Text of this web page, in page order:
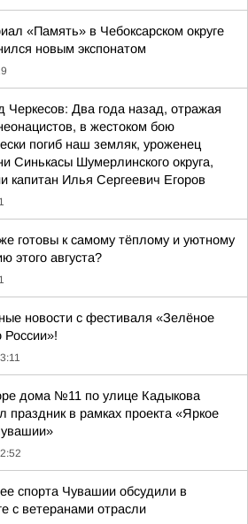
«Память» в Чебоксарском округе
новым экспонатом
Черкесов: Два года назад, отражая
в жестоком бою
погиб наш земляк, уроженец
Синькасы Шумерлинского округа,
капитан Илья Сергеевич Егоров
готовы к самому тёплому и уютному
этого августа?
новости с фестиваля «Зелёное
России»!
дома №11 по улице Кадыкова
праздник в рамках проекта «Яркое
спорта Чувашии обсудили в
с ветеранами отрасли